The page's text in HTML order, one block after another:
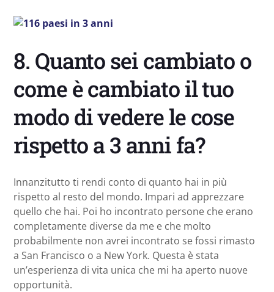
8. Quanto sei cambiato o
come è cambiato il tuo
modo di vedere le cose
rispetto a 3 anni fa?
Innanzitutto ti rendi conto di quanto hai in più
rispetto al resto del mondo. Impari ad apprezzare
quello che hai. Poi ho incontrato persone che erano
completamente diverse da me e che molto
probabilmente non avrei incontrato se fossi rimasto
a San Francisco o a New York. Questa è stata
un’esperienza di vita unica che mi ha aperto nuove
opportunità.